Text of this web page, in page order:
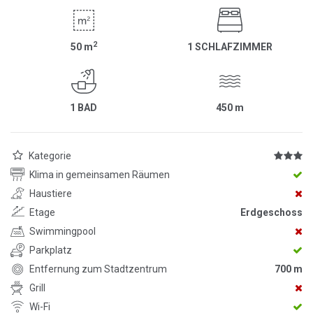
50 m2 1 SCHLAFZIMMER
1 BAD 450 m
Kategorie
Klima in gemeinsamen Räumen
Haustiere
Etage
Erdgeschoss
Swimmingpool
Parkplatz
Entfernung zum Stadtzentrum
700 m
Grill
Wi-Fi